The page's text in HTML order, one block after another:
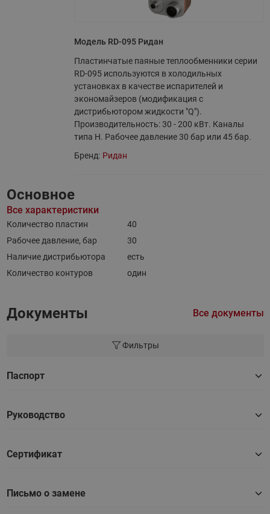
Модель RD-095 Ридан
Пластинчатые паяные теплообменники серии
RD-095 используются в холодильных
установках в качестве испарителей и
экономайзеров (модификация с
дистрибьютором жидкости "Q").
Производительность: 30 - 200 кВт. Каналы
типа H. Рабочее давление 30 бар или 45 бар.
Бренд: Ридан
Основное
Все характеристики
Количество пластин
40
Рабочее давление, бар
30
Наличие дистрибьютора
есть
Количество контуров
один
Документы Все документы
Фильтры
Паспорт
Руководство
Сертификат
Письмо о замене